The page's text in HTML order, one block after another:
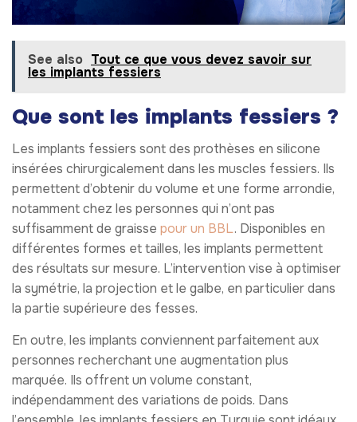
See also Tout ce que vous devez savoir sur
les implants fessiers
Que sont les implants fessiers ?
Les implants fessiers sont des prothèses en silicone
insérées chirurgicalement dans les muscles fessiers. Ils
permettent d’obtenir du volume et une forme arrondie,
notamment chez les personnes qui n’ont pas
suffisamment de graisse pour un BBL. Disponibles en
différentes formes et tailles, les implants permettent
des résultats sur mesure. L’intervention vise à optimiser
la symétrie, la projection et le galbe, en particulier dans
la partie supérieure des fesses.
En outre, les implants conviennent parfaitement aux
personnes recherchant une augmentation plus
marquée. Ils offrent un volume constant,
indépendamment des variations de poids. Dans